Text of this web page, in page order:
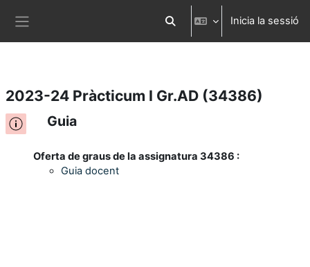
Ves al contingut principal Commuta l'entrada de la cerca
Inicia la sessió
2023-24 Pràcticum I Gr.AD (34386)
Guia
Oferta de graus de la assignatura 34386 :
Guia docent